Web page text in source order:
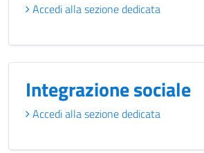
Accedi alla sezione dedicata
Integrazione sociale
Accedi alla sezione dedicata